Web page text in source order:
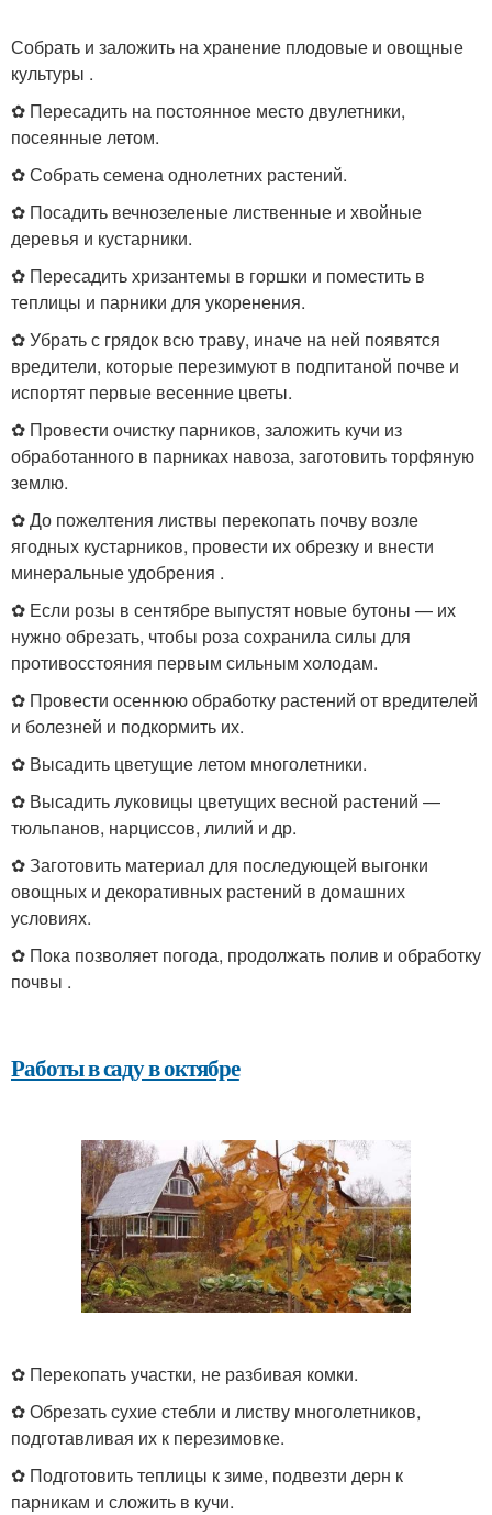
Собрать и заложить на хранение плодовые и овощные
культуры .
✿ Пересадить на постоянное место двулетники,
посеянные летом.
✿ Собрать семена однолетних растений.
✿ Посадить вечнозеленые лиственные и хвойные
деревья и кустарники.
✿ Пересадить хризантемы в горшки и поместить в
теплицы и парники для укоренения.
✿ Убрать с грядок всю траву, иначе на ней появятся
вредители, которые перезимуют в подпитаной почве и
испортят первые весенние цветы.
✿ Провести очистку парников, заложить кучи из
обработанного в парниках навоза, заготовить торфяную
землю.
✿ До пожелтения листвы перекопать почву возле
ягодных кустарников, провести их обрезку и внести
минеральные удобрения .
✿ Если розы в сентябре выпустят новые бутоны — их
нужно обрезать, чтобы роза сохранила силы для
противосстояния первым сильным холодам.
✿ Провести осеннюю обработку растений от вредителей
и болезней и подкормить их.
✿ Высадить цветущие летом многолетники.
✿ Высадить луковицы цветущих весной растений —
тюльпанов, нарциссов, лилий и др.
✿ Заготовить материал для последующей выгонки
овощных и декоративных растений в домашних
условиях.
✿ Пока позволяет погода, продолжать полив и обработку
почвы .
Работы в саду в октябре
✿ Перекопать участки, не разбивая комки.
✿ Обрезать сухие стебли и листву многолетников,
подготавливая их к перезимовке.
✿ Подготовить теплицы к зиме, подвезти дерн к
парникам и сложить в кучи.